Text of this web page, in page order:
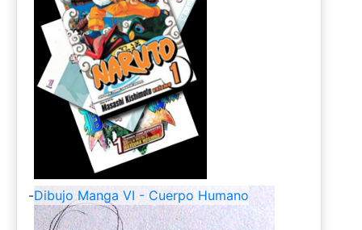
-Dibujo Manga VI - Cuerpo Humano